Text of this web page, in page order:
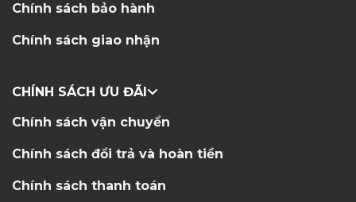
Chính sách bảo hành
Chính sách giao nhận
CHÍNH SÁCH ƯU ĐÃI
Chính sách vận chuyển
Chính sách đổi trả và hoàn tiền
Chính sách thanh toán